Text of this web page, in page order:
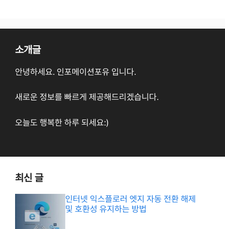
소개글
안녕하세요. 인포메이션포유 입니다.
새로운 정보를 빠르게 제공해드리겠습니다.
오늘도 행복한 하루 되세요:)
최신 글
인터넷 익스플로러 엣지 자동 전환 해제
및 호환성 유지하는 방법